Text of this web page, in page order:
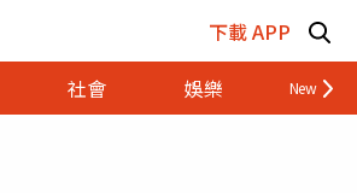
下載 APP
社會 娛樂 財經